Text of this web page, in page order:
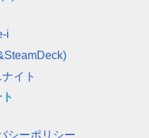
i
イト
シーポリシー